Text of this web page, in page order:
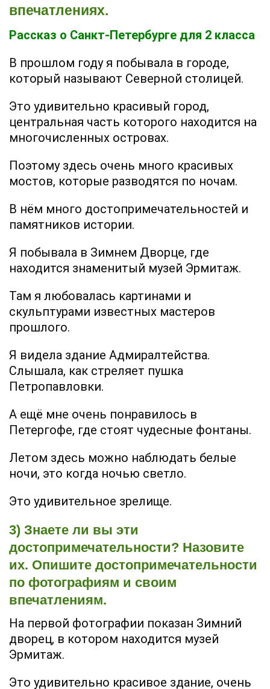
впечатлениях.
Рассказ о Санкт-Петербурге для 2 класса
В прошлом году я побывала в городе,
который называют Северной столицей.
Это удивительно красивый город,
центральная часть которого находится на
многочисленных островах.
Поэтому здесь очень много красивых
мостов, которые разводятся по ночам.
В нём много достопримечательностей и
памятников истории.
Я побывала в Зимнем Дворце, где
находится знаменитый музей Эрмитаж.
Там я любовалась картинами и
скульптурами известных мастеров
прошлого.
Я видела здание Адмиралтейства.
Слышала, как стреляет пушка
Петропавловки.
А ещё мне очень понравилось в
Петергофе, где стоят чудесные фонтаны.
Летом здесь можно наблюдать белые
ночи, это когда ночью светло.
Это удивительное зрелище.
3) Знаете ли вы эти
достопримечательности? Назовите
их. Опишите достопримечательности
по фотографиям и своим
впечатлениям.
На первой фотографии показан Зимний
дворец, в котором находится музей
Эрмитаж.
Это удивительно красивое здание, очень